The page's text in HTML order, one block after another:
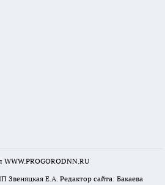
Е.А. Редактор сайта: Бакаева